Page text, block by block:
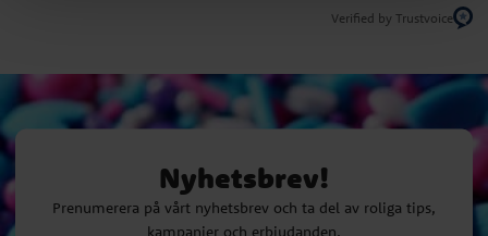
Verified by Trustvoice
Nyhetsbrev!
Prenumerera på vårt nyhetsbrev och ta del av roliga tips,
kampanjer och erbjudanden.